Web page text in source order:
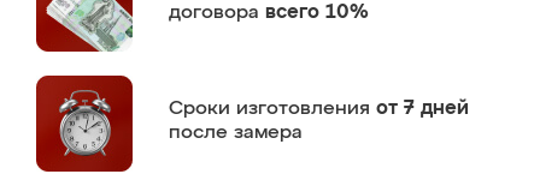
договора всего 10%
Сроки изготовления от 7 дней
после замера